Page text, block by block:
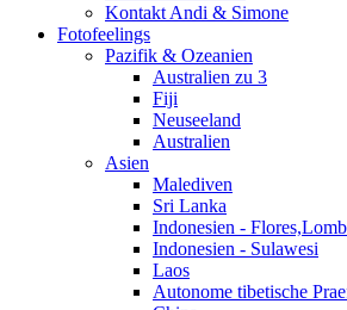
Kontakt Andi & Simone
Fotofeelings
Pazifik & Ozeanien
Australien zu 3
Fiji
Neuseeland
Australien
Asien
Malediven
Sri Lanka
Indonesien -
Indonesien - Sulawesi
Laos
Autonome tibetische